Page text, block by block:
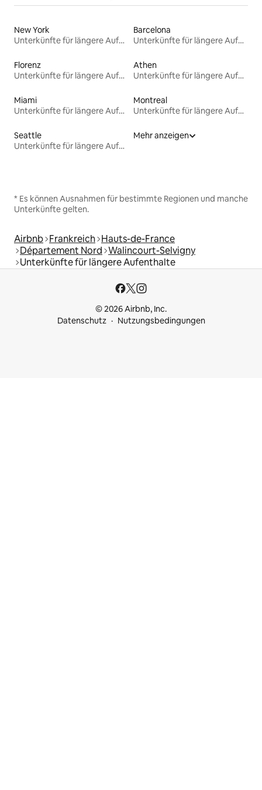
New York
Unterkünfte für längere Aufenthalte
Barcelona
Unterkünfte für längere Aufenthalte
Florenz
Unterkünfte für längere Aufenthalte
Athen
Unterkünfte für längere Aufenthalte
Miami
Unterkünfte für längere Aufenthalte
Montreal
Unterkünfte für längere Aufenthalte
Seattle
Unterkünfte für längere Aufenthalte
Mehr anzeigen
* Es können Ausnahmen für bestimmte Regionen und manche
Unterkünfte gelten.
Airbnb Frankreich Hauts-de-France
Département Nord Walincourt-Selvigny
Unterkünfte für längere Aufenthalte
© 2026 Airbnb, Inc.
Datenschutz
Nutzungsbedingungen